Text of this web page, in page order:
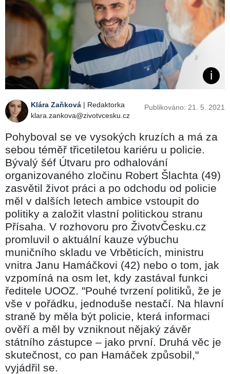
Klára Zaňková | Redaktorka
klara.zankova@zivotvcesku.cz
Publikováno: 21. 5. 2021
Pohyboval se ve vysokých kruzích a má za
sebou téměř třicetiletou kariéru u policie.
Bývalý šéf Útvaru pro odhalování
organizovaného zločinu Robert Šlachta (49)
zasvětil život práci a po odchodu od policie
měl v dalších letech ambice vstoupit do
politiky a založit vlastní politickou stranu
Přísaha. V rozhovoru pro ŽivotvČesku.cz
promluvil o aktuální kauze výbuchu
muničního skladu ve Vrběticích, ministru
vnitra Janu Hamáčkovi (42) nebo o tom, jak
vzpomíná na osm let, kdy zastával funkci
ředitele UOOZ. "Pouhé tvrzení politiků, že je
vše v pořádku, jednoduše nestačí. Na hlavní
straně by měla být policie, která informaci
ověří a měl by vzniknout nějaký závěr
státního zástupce – jako první. Druhá věc je
skutečnost, co pan Hamáček způsobil,"
vyjádřil se.